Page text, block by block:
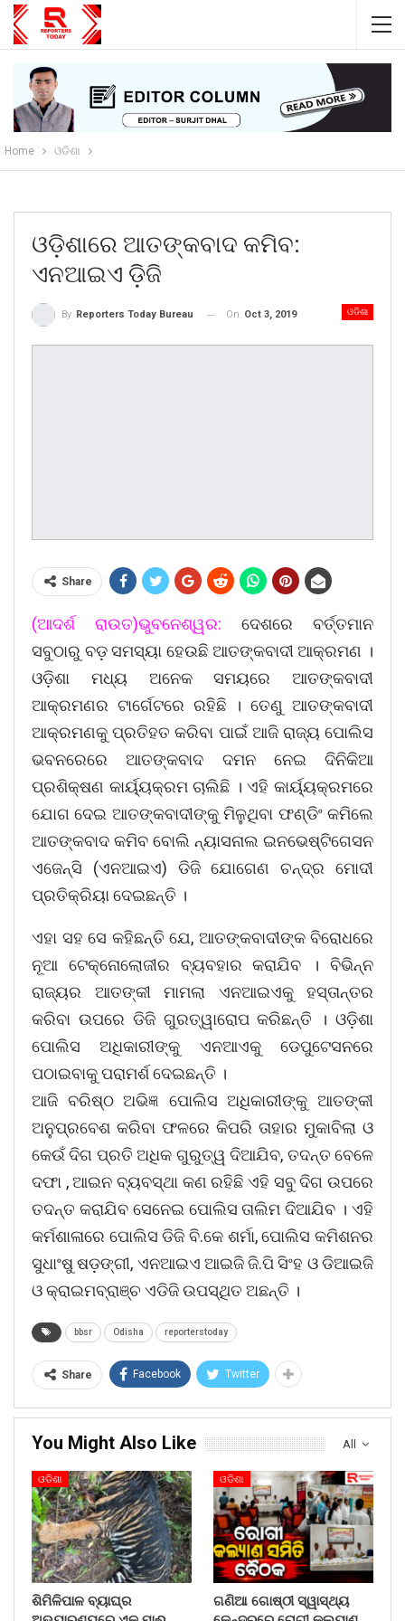
Home ଓଡିଶା
ଓଡ଼ିଶାରେ ଆତଙ୍କବାଦ କମିବ:
ଏନଆଇଏ ଡ଼ିଜି
ଓଡିଶା
By Reporters Today Bureau On Oct 3, 2019
Share
(ଆଦର୍ଶ ରାଉତ)ଭୁବନେଶ୍ୱର: ଦେଶରେ ବର୍ତ୍ତମାନ
ସବୁଠାରୁ ବଡ଼ ସମସ୍ୟା ହେଉଛି ଆତଙ୍କବାଦୀ ଆକ୍ରମଣ ।
ଓଡ଼ିଶା ମଧ୍ୟ ଅନେକ ସମୟରେ ଆତଙ୍କବାଦୀ
ଆକ୍ରମଣର ଟାର୍ଗେଟରେ ରହିଛି । ତେଣୁ ଆତଙ୍କବାଦୀ
ଆକ୍ରମଣକୁ ପ୍ରତିହତ କରିବା ପାଇଁ ଆଜି ରାଜ୍ୟ ପୋଲିସ
ଭବନରେରେ ଆତଙ୍କବାଦ ଦମନ ନେଇ ଦିନିକିଆ
ପ୍ରଶିକ୍ଷଣ କାର୍ୟ୍ୟକ୍ରମ ଚାଲିଛି । ଏହି କାର୍ୟ୍ୟକ୍ରମରେ
ଯୋଗ ଦେଇ ଆତଙ୍କବାଦୀଙ୍କୁ ମିଳୁଥିବା ଫଣ୍ଡିଂ କମିଲେ
ଆତଙ୍କବାଦ କମିବ ବୋଲି ନ୍ୟାସନାଲ ଇନଭେଷ୍ଟିଗେସନ
ଏଜେନ୍ସି (ଏନଆଇଏ) ଡିଜି ଯୋଗେଣ ଚନ୍ଦ୍ର ମୋଦୀ
ପ୍ରତିକ୍ରିୟା ଦେଇଛନ୍ତି ।
ଏହା ସହ ସେ କହିଛନ୍ତି ଯେ, ଆତଙ୍କବାଦୀଙ୍କ ବିରୋଧରେ
ନୂଆ ଟେକ୍ନୋଲୋଜୀର ବ୍ୟବହାର କରାଯିବ । ବିଭିନ୍ନ
ରାଜ୍ୟର ଆତଙ୍କୀ ମାମଲା ଏନଆଇଏକୁ ହସ୍ତାନ୍ତର
କରିବା ଉପରେ ଡିଜି ଗୁରତ୍ୱାରୋପ କରିଛନ୍ତି । ଓଡ଼ିଶା
ପୋଲିସ ଅଧିକାରୀଙ୍କୁ ଏନଆଏକୁ ଡେପୁଟେସନରେ
ପଠାଇବାକୁ ପରାମର୍ଶ ଦେଇଛନ୍ତି ।
ଆଜି ବରିଷ୍ଠ ଅଭିଜ୍ଞ ପୋଲିସ ଅଧିକାରୀଙ୍କୁ ଆତଙ୍କୀ
ଅନୁପ୍ରବେଶ କରିବା ଫଳରେ କିପରି ତାହାର ମୁକାବିଲା ଓ
କେଉଁ ଦିଗ ପ୍ରତି ଅଧିକ ଗୁରୁତ୍ୱ ଦିଆଯିବ, ତଦନ୍ତ ବେଳେ
ଦଫା , ଆଇନ ବ୍ୟବସ୍ଥା କଣ ରହିଛି ଏହି ସବୁ ଦିଗ ଉପରେ
ତଦନ୍ତ କରାଯିବ ସେନେଇ ପୋଲିସ ତାଲିମ ଦିଆଯିବ । ଏହି
କର୍ମଶାଳାରେ ପୋଲିସ ଡିଜି ବି.କେ ଶର୍ମା, ପୋଲିସ କମିଶନର
ସୁଧାଂଷୁ ଷଡ଼ଙ୍ଗୀ, ଏନଆଇଏ ଆଇଜି ଜି.ପି ସିଂହ ଓ ଡିଆଇଜି
ଓ କ୍ରାଇମବ୍ରାଞ୍ଚ ଏଡିଜି ଉପସ୍ଥିତ ଅଛନ୍ତି ।
bbsr Odisha reporterstoday
Share Facebook Twitter
All
You Might Also Like
ଓଡିଶା
ଶିମିଳିପାଳ ବ୍ୟାଘ୍ର
ଓଡିଶା
ଗଣିଆ ଗୋଷ୍ଠୀ ସ୍ୱାସ୍ଥ୍ୟ